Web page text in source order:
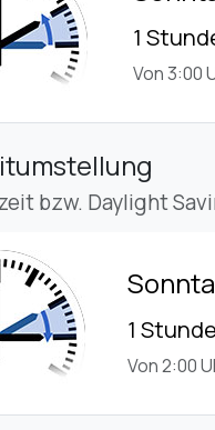
1
Von 3:00
bzw. Daylight
1
Von 2:00